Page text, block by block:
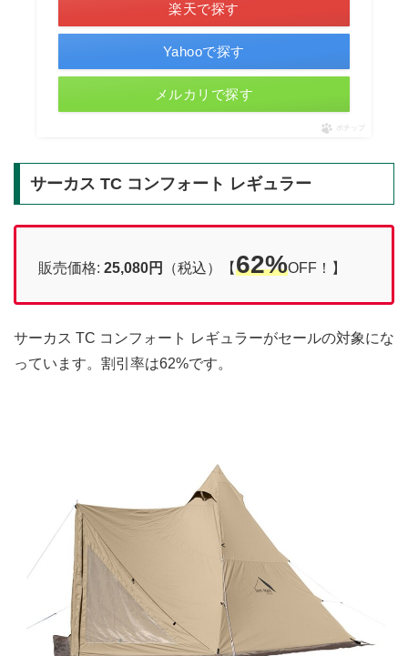
楽天で探す
Yahooで探す
メルカリで探す
ポチップ
サーカス TC コンフォート レギュラー
販売価格: 25,080円 （税込）【62%OFF！】
サーカス TC コンフォート レギュラーがセールの対象にな
っています。割引率は62%です。